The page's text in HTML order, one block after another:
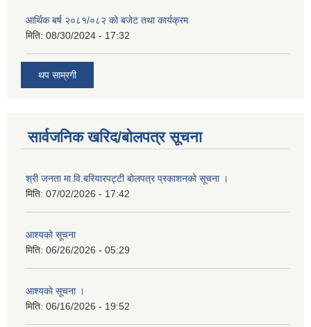
आर्थिक बर्ष २०८१/०८२ को बजेट तथा कार्यक्रम
मिति: 08/30/2024 - 17:32
थप साम्रगी
सार्वजनिक खरिद/बोलपत्र सूचना
श्री जनता मा.वि.बरियारपट्टी बाेलपत्र प्रकाशनकाे सूचना ।
मिति: 07/02/2026 - 17:42
आश्यकाे सूचना
मिति: 06/26/2026 - 05:29
आश्यकाे सूचना ।
मिति: 06/16/2026 - 19:52